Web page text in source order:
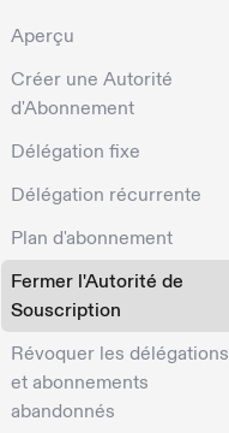
Aperçu
Créer une Autorité
d'Abonnement
Délégation fixe
Délégation récurrente
Plan d'abonnement
Fermer l'Autorité de
Souscription
Révoquer les délégations
et abonnements
abandonnés